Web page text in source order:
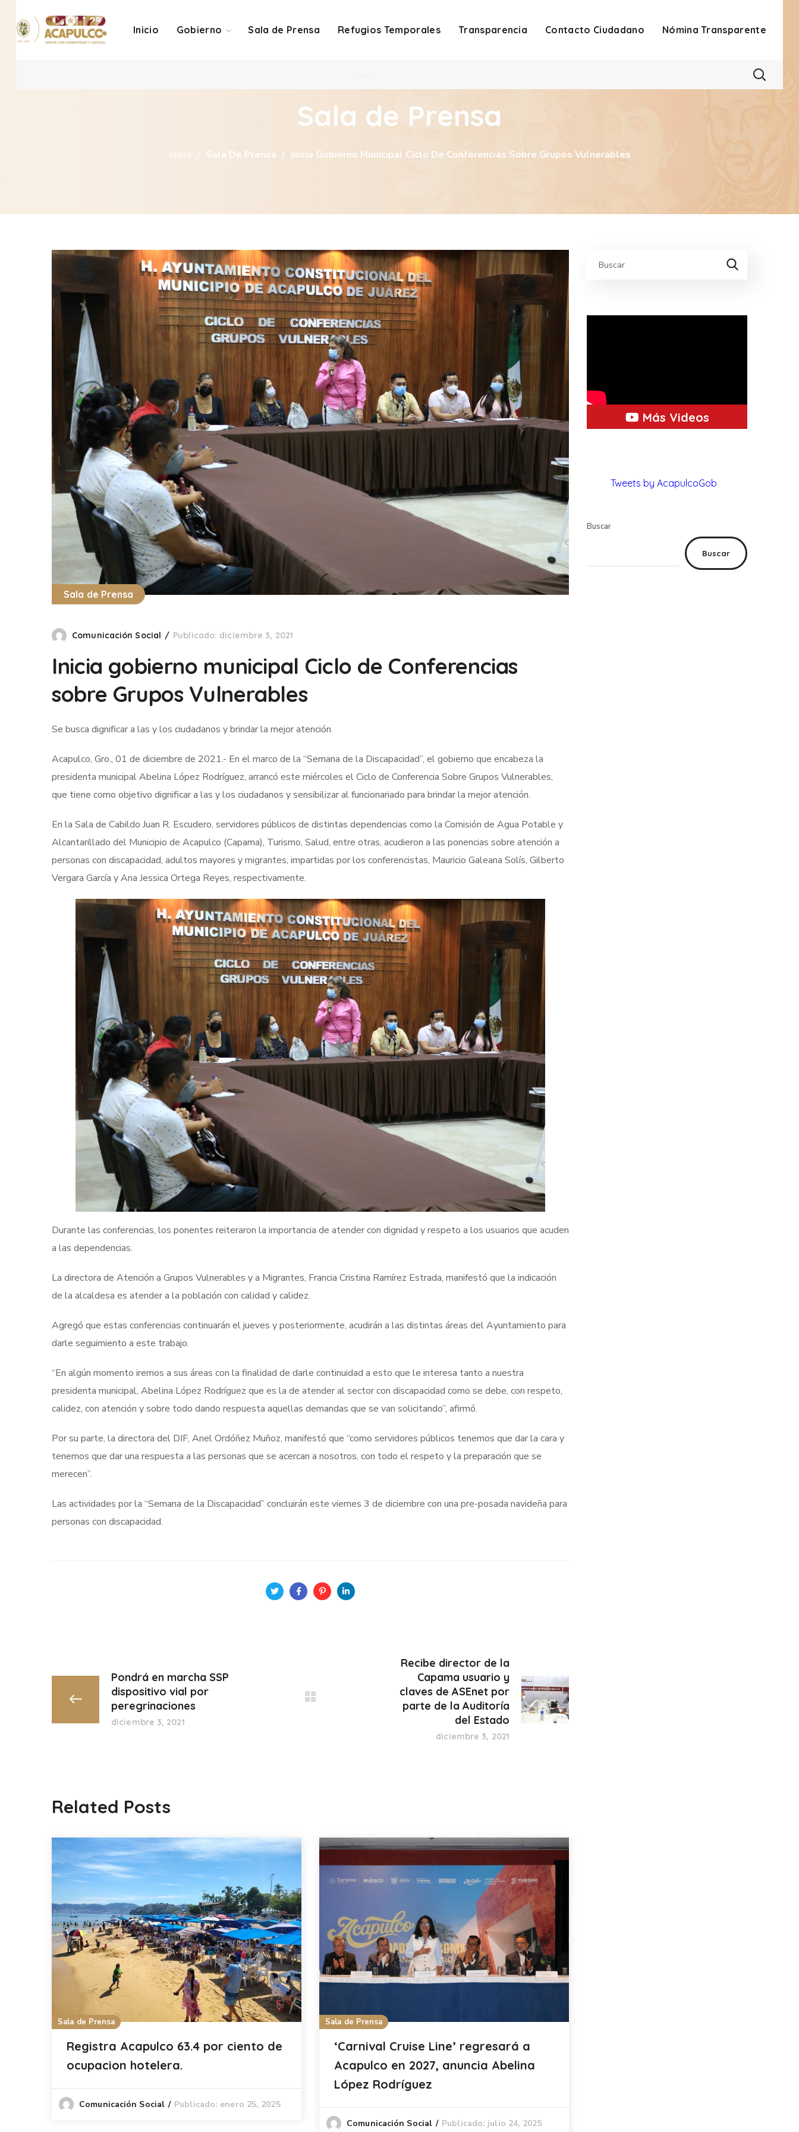
Inicio Gobierno Sala de Prensa Refugios Temporales Transparencia Contacto Ciudadano Nómina Transparente
. . .
Sala de Prensa
Inicio Sala De Prensa Inicia Gobierno Municipal Ciclo De Conferencias Sobre Grupos Vulnerables
Sala de Prensa
Comunicación Social Publicado: diciembre 3, 2021
Inicia gobierno municipal Ciclo de Conferencias
sobre Grupos Vulnerables
Se busca dignificar a las y los ciudadanos y brindar la mejor atención
Acapulco, Gro., 01 de diciembre de 2021.- En el marco de la “Semana de la Discapacidad”, el gobierno que encabeza la
presidenta municipal Abelina López Rodríguez, arrancó este miércoles el Ciclo de Conferencia Sobre Grupos Vulnerables,
que tiene como objetivo dignificar a las y los ciudadanos y sensibilizar al funcionariado para brindar la mejor atención.
En la Sala de Cabildo Juan R. Escudero, servidores públicos de distintas dependencias como la Comisión de Agua Potable y
Alcantarillado del Municipio de Acapulco (Capama), Turismo, Salud, entre otras, acudieron a las ponencias sobre atención a
personas con discapacidad, adultos mayores y migrantes, impartidas por los conferencistas, Mauricio Galeana Solís, Gilberto
Vergara García y Ana Jessica Ortega Reyes, respectivamente.
Durante las conferencias, los ponentes reiteraron la importancia de atender con dignidad y respeto a los usuarios que acuden
a las dependencias.
La directora de Atención a Grupos Vulnerables y a Migrantes, Francia Cristina Ramírez Estrada, manifestó que la indicación
de la alcaldesa es atender a la población con calidad y calidez.
Agregó que estas conferencias continuarán el jueves y posteriormente, acudirán a las distintas áreas del Ayuntamiento para
darle seguimiento a este trabajo.
“En algún momento iremos a sus áreas con la finalidad de darle continuidad a esto que le interesa tanto a nuestra
presidenta municipal, Abelina López Rodríguez que es la de atender al sector con discapacidad como se debe, con respeto,
calidez, con atención y sobre todo dando respuesta aquellas demandas que se van solicitando”, afirmó.
Por su parte, la directora del DIF, Anel Ordóñez Muñoz, manifestó que “como servidores públicos tenemos que dar la cara y
tenemos que dar una respuesta a las personas que se acercan a nosotros, con todo el respeto y la preparación que se
merecen”.
Las actividades por la “Semana de la Discapacidad” concluirán este viernes 3 de diciembre con una pre-posada navideña para
personas con discapacidad.
Pondrá en marcha SSP
dispositivo vial por
peregrinaciones
diciembre 3, 2021
Recibe director de la
Capama usuario y
claves de ASEnet por
parte de la Auditoría
del Estado
diciembre 3, 2021
Related Posts
Sala de Prensa
Registra Acapulco 63.4 por ciento de
ocupacion hotelera.
Comunicación Social Publicado: enero 25, 2025
Sala de Prensa
‘Carnival Cruise Line’ regresará a
Acapulco en 2027, anuncia Abelina
López Rodríguez
Comunicación Social Publicado: julio 24, 2025
Más Videos
Tweets by AcapulcoGob
Buscar
Buscar